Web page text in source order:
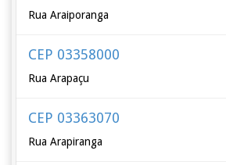
Rua Araiporanga
CEP 03358000
Rua Arapaçu
CEP 03363070
Rua Arapiranga